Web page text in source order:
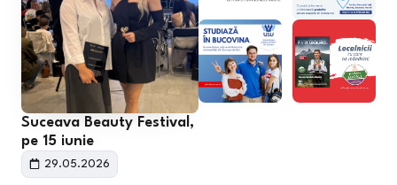
Suceava Beauty Festival,
pe 15 iunie
29.05.2026